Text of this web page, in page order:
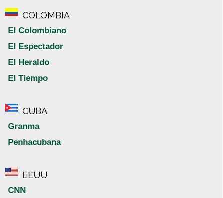
COLOMBIA
El Colombiano
El Espectador
El Heraldo
El Tiempo
CUBA
Granma
Penhacubana
EEUU
CNN